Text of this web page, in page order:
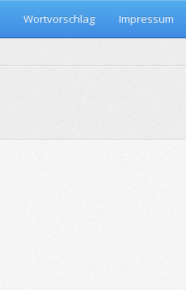
Wortvorschlag Impressum